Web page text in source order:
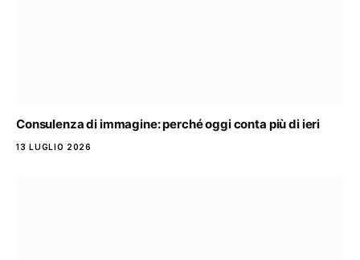
Consulenza di immagine: perché oggi conta più di ieri
13 LUGLIO 2026